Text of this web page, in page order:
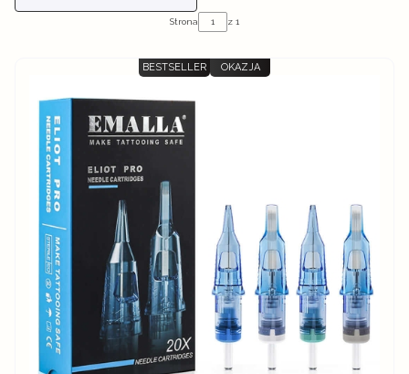
Strona z 1
OKAZJA
BESTSELLER